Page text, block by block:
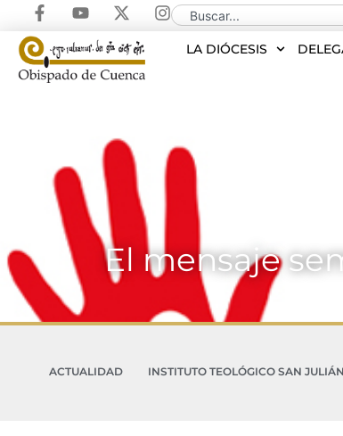
LA DIÓCESIS
El mensaje
ACTUALIDAD INSTITUTO TEOLÓGICO SAN JULIÁN